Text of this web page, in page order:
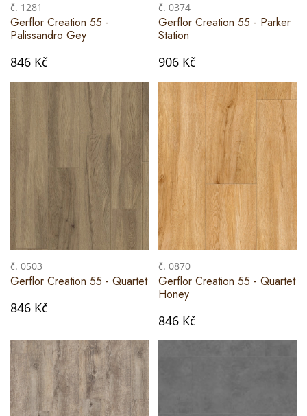
č. 1281
Gerflor Creation 55 -
Palissandro Gey
846 Kč
č. 0374
Gerflor Creation 55 - Parker
Station
906 Kč
č. 0503
Gerflor Creation 55 - Quartet
846 Kč
č. 0870
Gerflor Creation 55 - Quartet
Honey
846 Kč